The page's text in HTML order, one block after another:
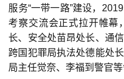
服务“一带一路”建设，
考察交流会正式拉开帷幕
长、安全处苗昂处长、通
跨国犯罪局执法处德能处
局主任觉奈、李福到警官